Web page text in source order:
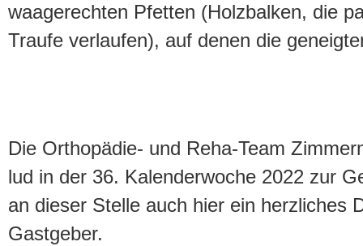
waagerechten Pfetten (Holzbalken, die
Traufe verlaufen), auf denen die
Die Orthopädie- und Reha-Team
lud in der 36. Kalenderwoche 2022 zur
an dieser Stelle auch hier ein herzliches
Gastgeber.